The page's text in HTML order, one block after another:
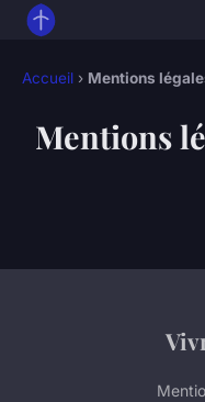
Accueil › Mentions
Mentions